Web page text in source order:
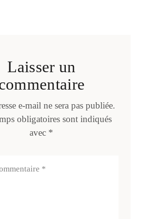
Laisser un
e-mail ne sera pas publiée.
obligatoires sont indiqués
avec *